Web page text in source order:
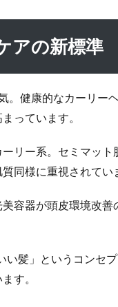
アの新標準
。健康的なカーリー
っています。
リー系。セミマット
同様に重視されてい
容器が頭皮環境改
い髪」というコンセ
す。